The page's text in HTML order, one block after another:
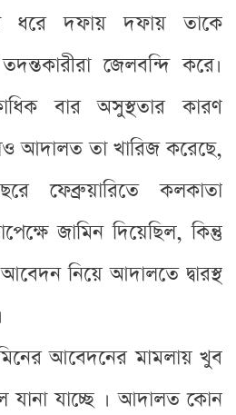
ধরে দফায় দফায় তাকে
জেলবন্দি করে।
বার অসুস্থতার কারণ
আদালত তা খারিজ করেছে,
ফেব্রুয়ারিতে কলকাতা
জামিন দিয়েছিল, কিন্তু
আবেদন নিয়ে আদালতে দ্বারস্থ
আবেদনের মামলায় খুব
যানা যাচ্ছে । আদালত কোন